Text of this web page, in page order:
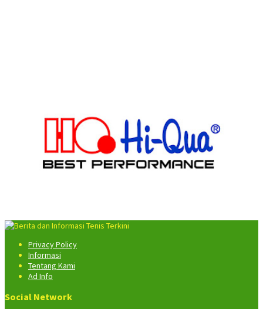
Privacy Policy
Informasi
Tentang Kami
Ad Info
Social Network